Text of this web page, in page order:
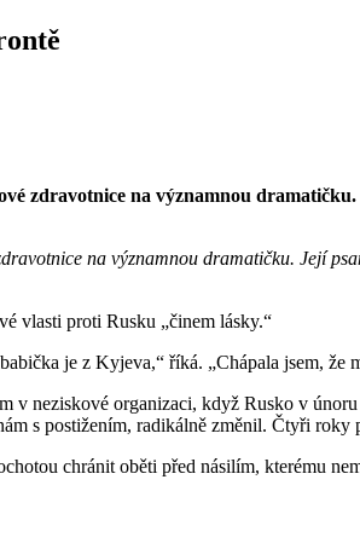
zdravotnice na významnou
na významnou dramatičku. Její
vlasti proti Rusku „činem lásky.“
je z Kyjeva,“ říká. „Chápala jsem, že
v neziskové organizaci, když Rusko v
s postižením, radikálně změnil. Čtyři
chránit oběti před násilím, kterému